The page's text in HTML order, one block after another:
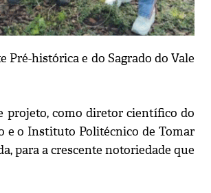
Pré-histórica e do Sagrado do Vale
projeto, como diretor científico do
e o Instituto Politécnico de Tomar
para a crescente notoriedade que